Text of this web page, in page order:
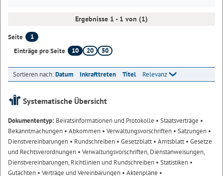
Ergebnisse 1 - 1 von (1)
Seite
1
Einträge pro Seite
10 20 50
Sortieren nach:Datum Inkrafttreten Titel Relevanz
Systematische Übersicht
Dokumententyp: Beiratsinformationen und Protokolle • Staatsverträge •
Bekanntmachungen • Abkommen • Verwaltungsvorschriften • Satzungen •
Dienstvereinbarungen • Rundschreiben • Gesetzblatt• Amtsblatt• Gesetze
und Rechtsverordnungen • Verwaltungsvorschriften, Dienstanweisungen,
Dienstvereinbarungen, Richtlinien und Rundschreiben • Statistiken •
Gutachten • Verträge und Vereinbarungen • Aktenpläne •